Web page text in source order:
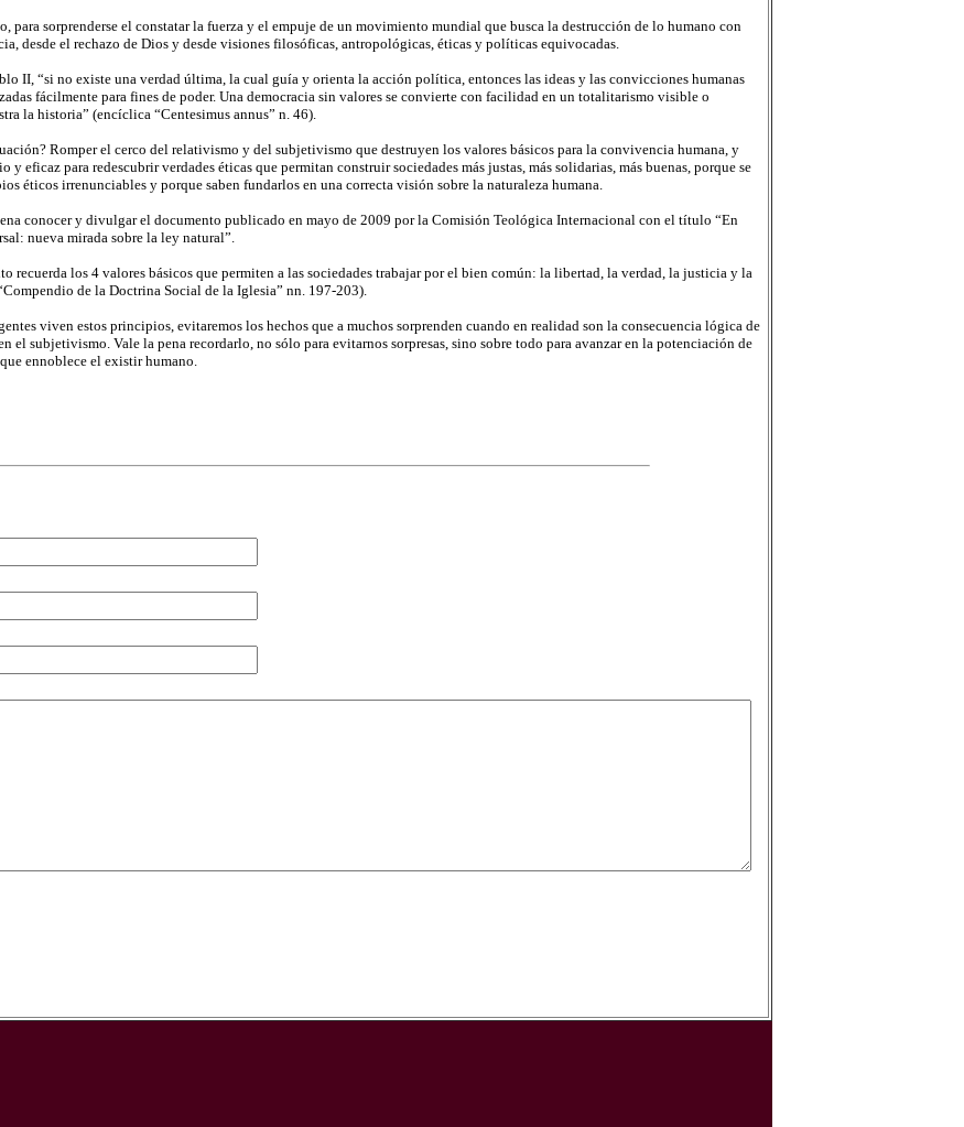
para sorprenderse el constatar la fuerza y el empuje de un movimiento mundial que busca la destrucción de lo humano con
desde el rechazo de Dios y desde visiones filosóficas, antropológicas, éticas y políticas equivocadas.
II, “si no existe una verdad última, la cual guía y orienta la acción política, entonces las ideas y las convicciones humanas
fácilmente para fines de poder. Una democracia sin valores se convierte con facilidad en un totalitarismo visible o
la historia” (encíclica “Centesimus annus” n. 46).
Romper el cerco del relativismo y del subjetivismo que destruyen los valores básicos para la convivencia humana, y
y eficaz para redescubrir verdades éticas que permitan construir sociedades más justas, más solidarias, más buenas, porque se
éticos irrenunciables y porque saben fundarlos en una correcta visión sobre la naturaleza humana.
conocer y divulgar el documento publicado en mayo de 2009 por la Comisión Teológica Internacional con el título “En
nueva mirada sobre la ley natural”.
recuerda los 4 valores básicos que permiten a las sociedades trabajar por el bien común: la libertad, la verdad, la justicia y la
de la Doctrina Social de la Iglesia” nn. 197-203).
viven estos principios, evitaremos los hechos que a muchos sorprenden cuando en realidad son la consecuencia lógica de
el subjetivismo. Vale la pena recordarlo, no sólo para evitarnos sorpresas, sino sobre todo para avanzar en la potenciación de
ennoblece el existir humano.